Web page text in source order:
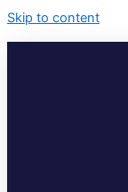
Skip to content